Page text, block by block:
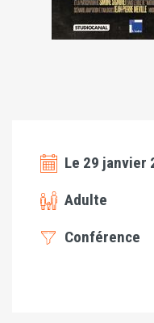
Le 29 janvier
Adulte
Conférence